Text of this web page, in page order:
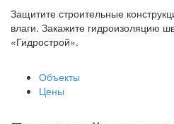
Защитите строительные
влаги. Закажите гидроизоляцию
«Гидрострой».
Объекты
Цены